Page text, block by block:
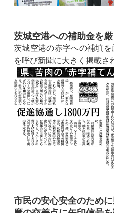
茨城空港への補助金を厳
茨城空港の赤字への補填
を呼び新聞に大きく掲載さ
市民の安心安全のため